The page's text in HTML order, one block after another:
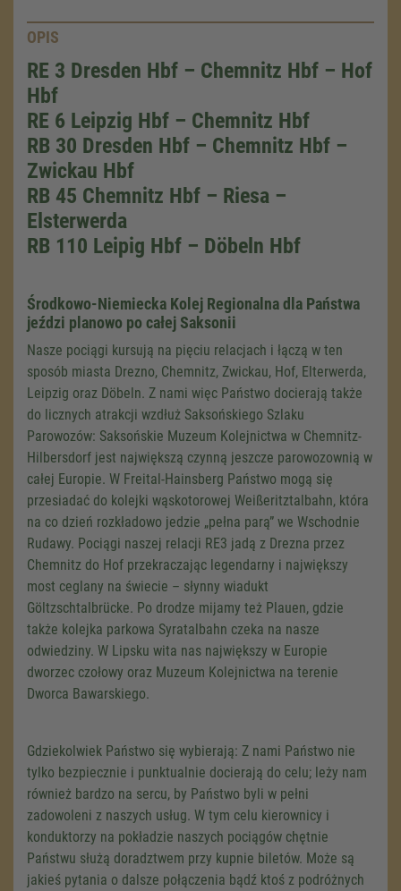
OPIS
RE 3 Dresden Hbf – Chemnitz Hbf – Hof
Hbf
RE 6 Leipzig Hbf – Chemnitz Hbf
RB 30 Dresden Hbf – Chemnitz Hbf –
Zwickau Hbf
RB 45 Chemnitz Hbf – Riesa –
Elsterwerda
RB 110 Leipig Hbf – Döbeln Hbf
Środkowo-Niemiecka Kolej Regionalna dla Państwa
jeździ planowo po całej Saksonii
Nasze pociągi kursują na pięciu relacjach i łączą w ten
sposób miasta Drezno, Chemnitz, Zwickau, Hof, Elterwerda,
Leipzig oraz Döbeln. Z nami więc Państwo docierają także
do licznych atrakcji wzdłuż Saksońskiego Szlaku
Parowozów: Saksońskie Muzeum Kolejnictwa w Chemnitz-
Hilbersdorf jest największą czynną jeszcze parowozownią w
całej Europie. W Freital-Hainsberg Państwo mogą się
przesiadać do kolejki wąskotorowej Weißeritztalbahn, która
na co dzień rozkładowo jedzie „pełna parą” we Wschodnie
Rudawy. Pociągi naszej relacji RE3 jadą z Drezna przez
Chemnitz do Hof przekraczając legendarny i największy
most ceglany na świecie – słynny wiadukt
Göltzschtalbrücke. Po drodze mijamy też Plauen, gdzie
także kolejka parkowa Syratalbahn czeka na nasze
odwiedziny. W Lipsku wita nas największy w Europie
dworzec czołowy oraz Muzeum Kolejnictwa na terenie
Dworca Bawarskiego.
Gdziekolwiek Państwo się wybierają: Z nami Państwo nie
tylko bezpiecznie i punktualnie docierają do celu; leży nam
również bardzo na sercu, by Państwo byli w pełni
zadowoleni z naszych usług. W tym celu kierownicy i
konduktorzy na pokładzie naszych pociągów chętnie
Państwu służą doradztwem przy kupnie biletów. Może są
jakieś pytania o dalsze połączenia bądź ktoś z podróżnych